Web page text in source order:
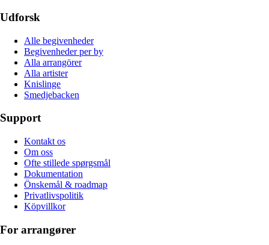
Udforsk
Alle begivenheder
Begivenheder per by
Alla arrangörer
Alla artister
Knislinge
Smedjebacken
Support
Kontakt os
Om oss
Ofte stillede spørgsmål
Dokumentation
Önskemål & roadmap
Privatlivspolitik
Köpvillkor
For arrangører